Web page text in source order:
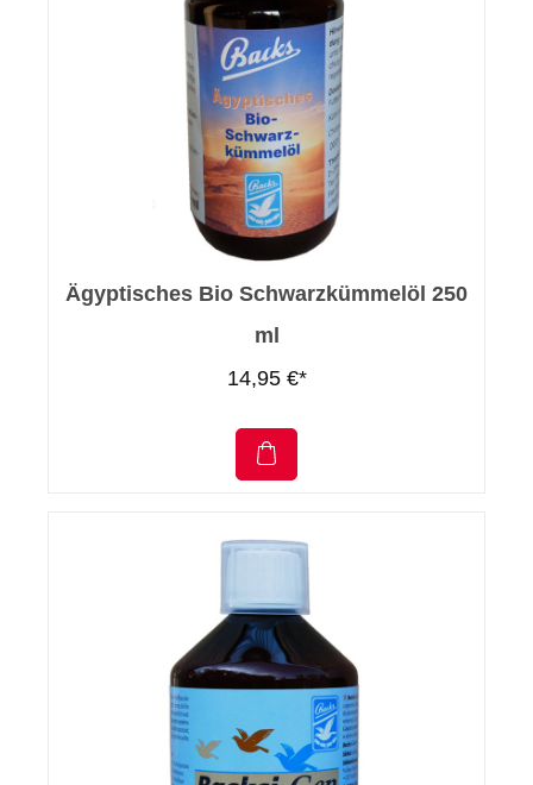
Ägyptisches Bio Schwarzkümmelöl 250
ml
14,95 €*